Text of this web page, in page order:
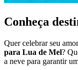
Conheça
Quer celebrar seu
para Lua de Mel?
a neve para garantir